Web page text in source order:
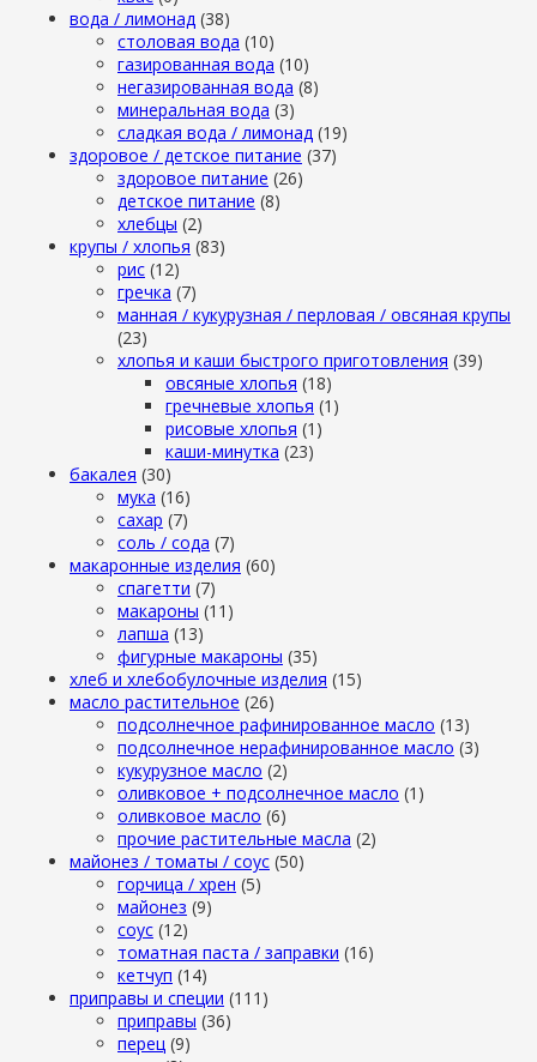
вода / лимонад (38)
столовая вода (10)
газированная вода (10)
негазированная вода (8)
минеральная вода (3)
сладкая вода / лимонад (19)
здоровое / детское питание (37)
здоровое питание (26)
детское питание (8)
хлебцы (2)
крупы / хлопья (83)
рис (12)
гречка (7)
манная / кукурузная / перловая / овсяная крупы
(23)
хлопья и каши быстрого приготовления (39)
овсяные хлопья (18)
гречневые хлопья (1)
рисовые хлопья (1)
каши-минутка (23)
бакалея (30)
мука (16)
сахар (7)
cоль / cода (7)
макаронные изделия (60)
cпагетти (7)
макароны (11)
лапша (13)
фигурные макароны (35)
хлеб и хлебобулочные изделия (15)
масло растительное (26)
подсолнечное рафинированное масло (13)
подсолнечное нерафинированное масло (3)
кукурузное масло (2)
оливковое + подсолнечное масло (1)
оливковое масло (6)
прочие растительные масла (2)
майонез / томаты / соус (50)
горчица / хрен (5)
майонез (9)
соус (12)
томатная паста / заправки (16)
кетчуп (14)
приправы и специи (111)
приправы (36)
перец (9)